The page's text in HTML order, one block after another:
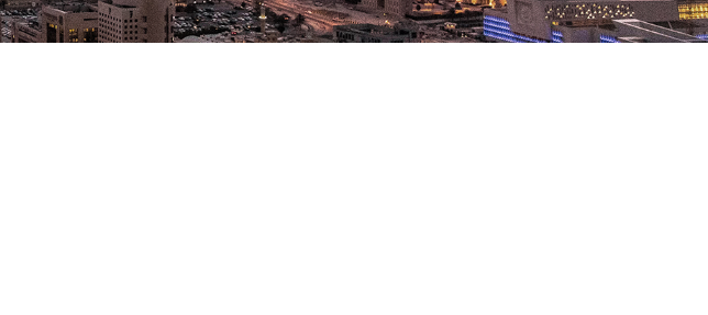
Your Interest